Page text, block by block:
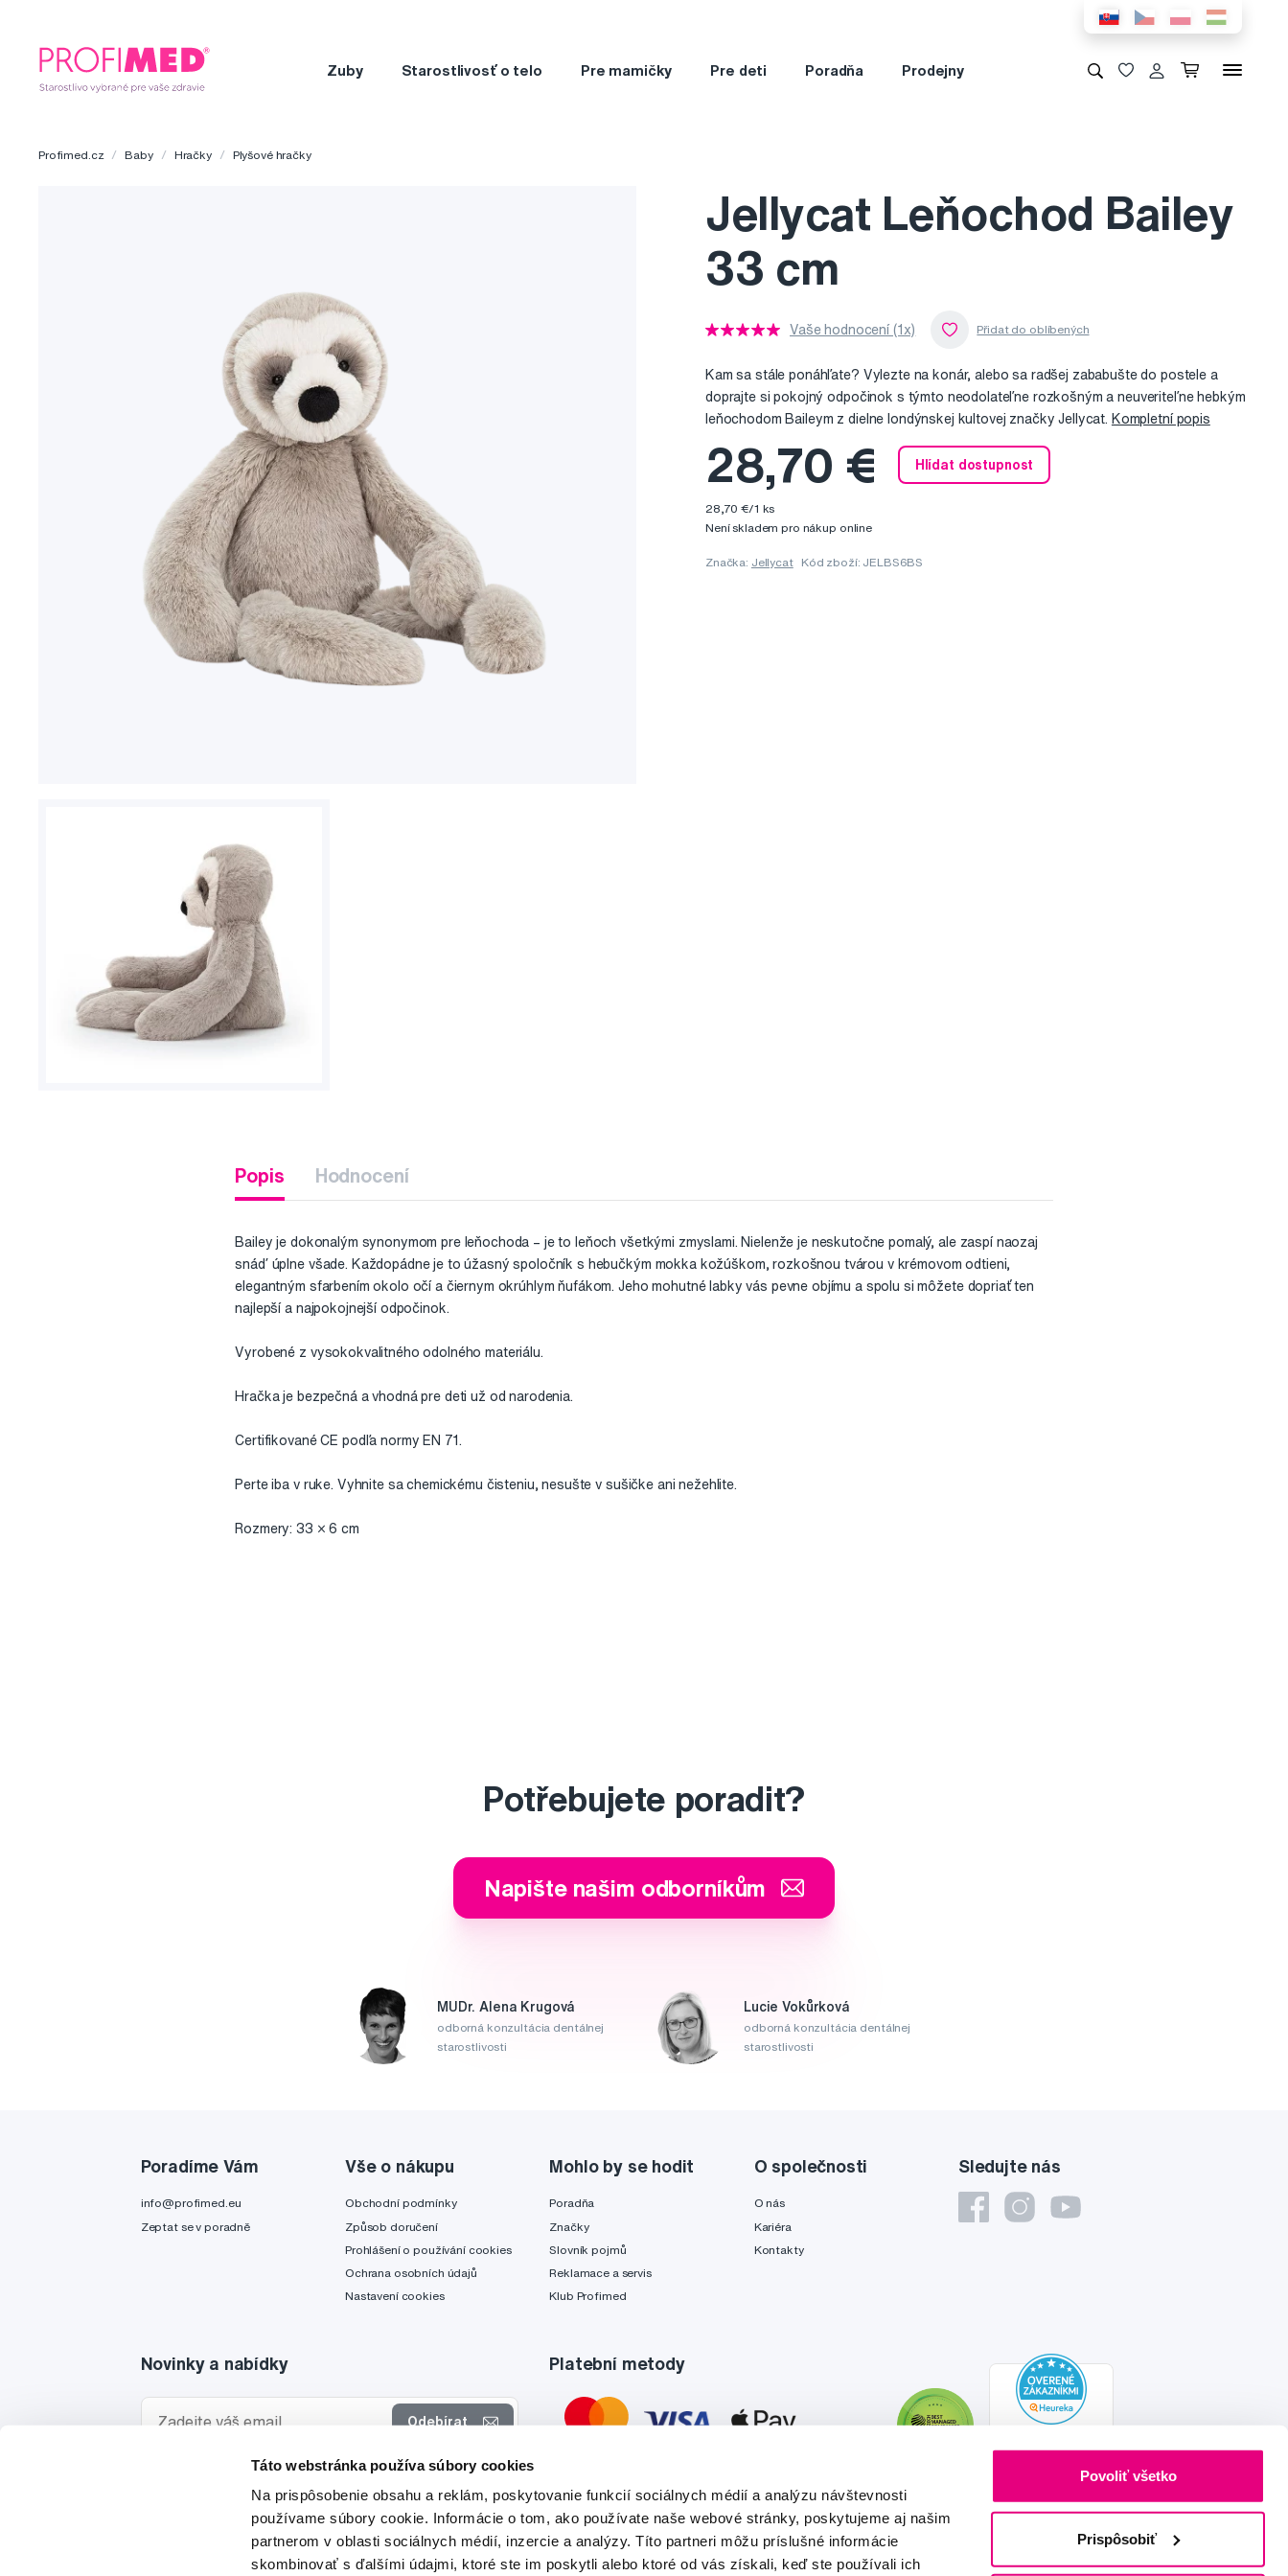
Táto webstránka používa súbory cookies
Na prispôsobenie obsahu a reklám, poskytovanie funkcií sociálnych médií a analýzu návštevnosti
používame súbory cookie. Informácie o tom, ako používate naše webové stránky, poskytujeme aj našim
partnerom v oblasti sociálnych médií, inzercie a analýzy. Títo partneri môžu príslušné informácie
skombinovať s ďalšími údajmi, ktoré ste im poskytli alebo ktoré od vás získali, keď ste používali ich
Povoliť všetko
Prispôsobiť
Zuby Starostlivosť o telo Pre mamičky Pre deti Poradňa Prodejny
Profimed.cz Baby Hračky Plyšové hračky
Jellycat Leňochod Bailey
33 cm
Vaše hodnocení (1x)
Kam sa stále ponáhľate? Vylezte na konár, alebo sa radšej zababušte do postele a
doprajte si pokojný odpočinok s týmto neodolateľne rozkošným a neuveriteľne hebkým
leňochodom Baileym z dielne londýnskej kultovej značky Jellycat. Kompletní popis
28,70 € Hlídat dostupnost
28,70 €/1 ks
Není skladem pro nákup online
Značka: Jellycat Kód zboží: JELBS6BS
Popis Hodnocení
Bailey je dokonalým synonymom pre leňochoda – je to leňoch všetkými zmyslami. Nielenže je neskutočne pomalý, ale zaspí naozaj
snáď úplne všade. Každopádne je to úžasný spoločník s hebučkým mokka kožúškom, rozkošnou tvárou v krémovom odtieni,
elegantným sfarbením okolo očí a čiernym okrúhlym ňufákom. Jeho mohutné labky vás pevne objímu a spolu si môžete dopriať ten
najlepší a najpokojnejší odpočinok.
Vyrobené z vysokokvalitného odolného materiálu.
Hračka je bezpečná a vhodná pre deti už od narodenia.
Certifikované CE podľa normy EN 71.
Perte iba v ruke. Vyhnite sa chemickému čisteniu, nesušte v sušičke ani nežehlite.
Rozmery: 33 × 6 cm
Potřebujete poradit?
Napište našim odborníkům
MUDr. Alena Krugová
odborná konzultácia dentálnej
starostlivosti
Lucie Vokůrková
odborná konzultácia dentálnej
starostlivosti
Sledujte nás
Poradíme Vám
info@profimed.eu
Zeptat se v poradně
Vše o nákupu
Obchodní podmínky
Způsob doručení
Prohlášení o používání cookies
Ochrana osobních údajů
Nastavení cookies
Mohlo by se hodit
Poradňa
Značky
Slovník pojmů
Reklamace a servis
Klub Profimed
O společnosti
O nás
Kariéra
Kontakty
Novinky a nabídky
Odebírat
zpracováním osobních údajůpro tyto účely.
Platební metody